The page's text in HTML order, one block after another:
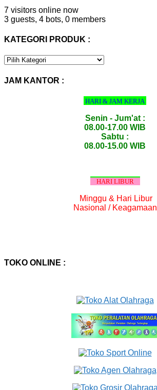
7 visitors online now
3 guests, 4 bots, 0 members
KATEGORI PRODUK :
KATEGORI
JAM KANTOR :
HARI & JAM KERJA
Senin - Jum'at :
08.00-17.00 WIB
Sabtu :
08.00-15.00 WIB
HARI LIBUR
Minggu & Hari Libur
Nasional / Keagamaan
TOKO ONLINE :